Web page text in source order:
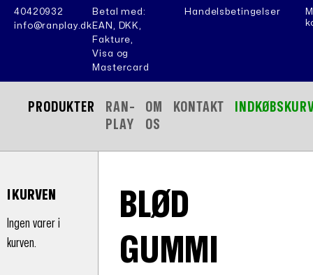
40420932
info@ranplay.dk
Betal med:
EAN, DKK,
Fakture,
Visa og
Mastercard
Handelsbetingelser
PRODUKTER
RAN-
PLAY
OM
OS
KONTAKT
I KURVEN
Ingen varer i
kurven.
BLØD
GUMMI